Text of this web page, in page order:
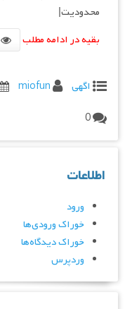
محدودیت|
بقیه در ادامه مطلب
اگهی miofun
0
اطلاعات
ورود
خوراک ورودی‌ها
خوراک دیدگاه‌ها
وردپرس